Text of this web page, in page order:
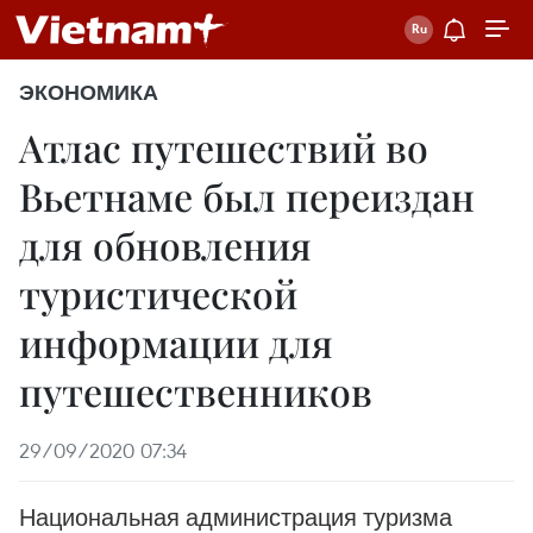
ЭКОНОМИКА
Атлас путешествий во
Вьетнаме был переиздан
для обновления
туристической
информации для
путешественников
29/09/2020 07:34
Национальная администрация туризма